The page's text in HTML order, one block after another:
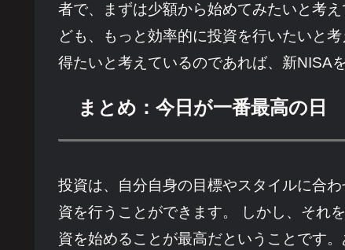
者で、まずは少額から始めてみたいと考
ども、もっと効率的に投資を行いたいと
得たいと考えているのであれば、新NISA
まとめ：今日が一番最高の日
投資は、自分自身の目標やスタイルに合
資を行うことができます。 しかし、それ
資を始めることが最高だということです